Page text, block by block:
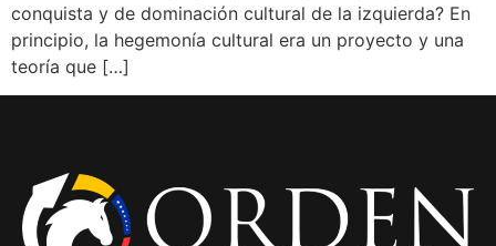
conquista y de dominación cultural de la izquierda? En
principio, la hegemonía cultural era un proyecto y una
teoría que […]